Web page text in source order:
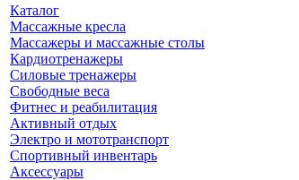
Каталог
Массажные кресла
Массажеры и массажные столы
Кардиотренажеры
Силовые тренажеры
Свободные веса
Фитнес и реабилитация
Активный отдых
Электро и мототранспорт
Спортивный инвентарь
Аксессуары